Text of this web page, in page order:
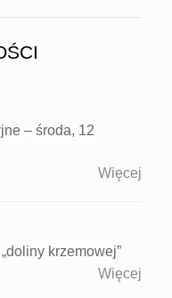
– środa, 12
Więcej
krzemowej”
Więcej